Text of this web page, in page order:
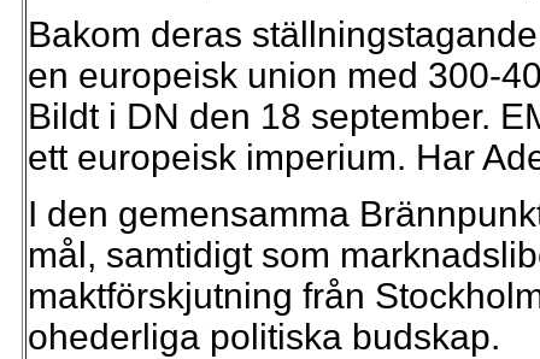
Bakom deras
en europeisk union med 300-
Bildt i DN den 18 september.
ett europeisk imperium. Har
I den gemensamma
mål, samtidigt som
maktförskjutning från
ohederliga politiska budskap.